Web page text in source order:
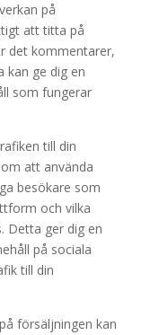
på
att titta på
det kommentarer,
kan ge dig en
som fungerar
till din
att använda
besökare som
och vilka
Detta ger dig en
på sociala
till din
försäljningen kan